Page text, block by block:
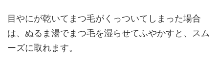
目やにが乾いてまつ毛がくっついてしまった場合
は、ぬるま湯でまつ毛を湿らせてふやかすと、スム
ーズに取れます。